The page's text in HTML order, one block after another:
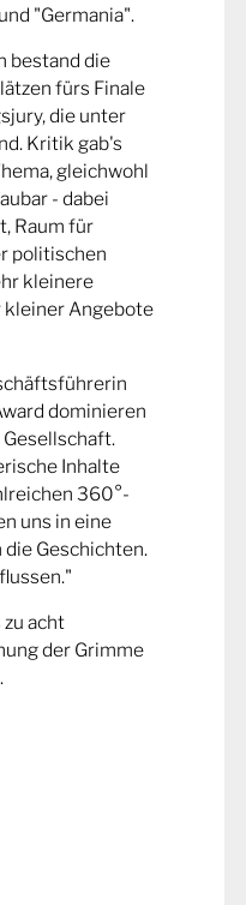
"Germania".
bestand die
fürs Finale
die unter
Kritik gab's
gleichwohl
- dabei
Raum für
politischen
kleinere
kleiner Angebote
dominieren
Inhalte
360°-
uns in eine
Geschichten.
acht
der Grimme